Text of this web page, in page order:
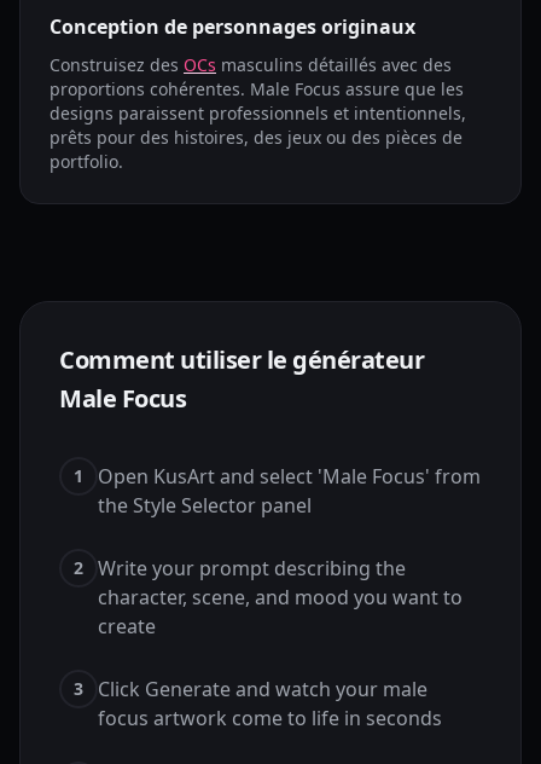
Conception de personnages originaux
Construisez des OCs masculins détaillés avec des
proportions cohérentes. Male Focus assure que les
designs paraissent professionnels et intentionnels,
prêts pour des histoires, des jeux ou des pièces de
portfolio.
Comment utiliser le générateur
Male Focus
1
Open KusArt and select 'Male Focus' from
the Style Selector panel
2
Write your prompt describing the
character, scene, and mood you want to
create
3
Click Generate and watch your male
focus artwork come to life in seconds